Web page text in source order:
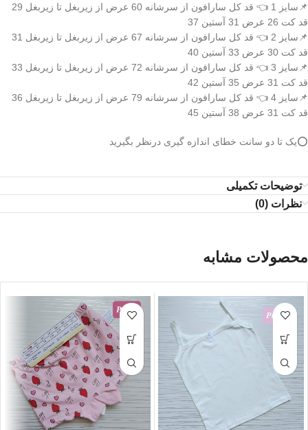
📌سایز 1 👈 قد کل سارافون از سرشانه 60 عرض از زیربغل تا زیربغل 29
قد کت 26 عرض 31 آستین 37
📌سایز 2 👈 قد کل سارافون از سرشانه 67 عرض از زیربغل تا زیربغل 31
قد کت 30 عرض 33 آستین 40
📌سایز 3 👈 قد کل سارافون از سرشانه 72 عرض از زیربغل تا زیربغل 33
قد کت 31 عرض 35 آستین 42
📌سایز 4 👈 قد کل سارافون از سرشانه 79 عرض از زیربغل تا زیربغل 36
قد کت 31 عرض 38 آستین 45
⭕️یک تا دو سانت خطای اندازه گیری درنظر بگیرید
توضیحات تکمیلی
نظرات (0)
محصولات مشابه